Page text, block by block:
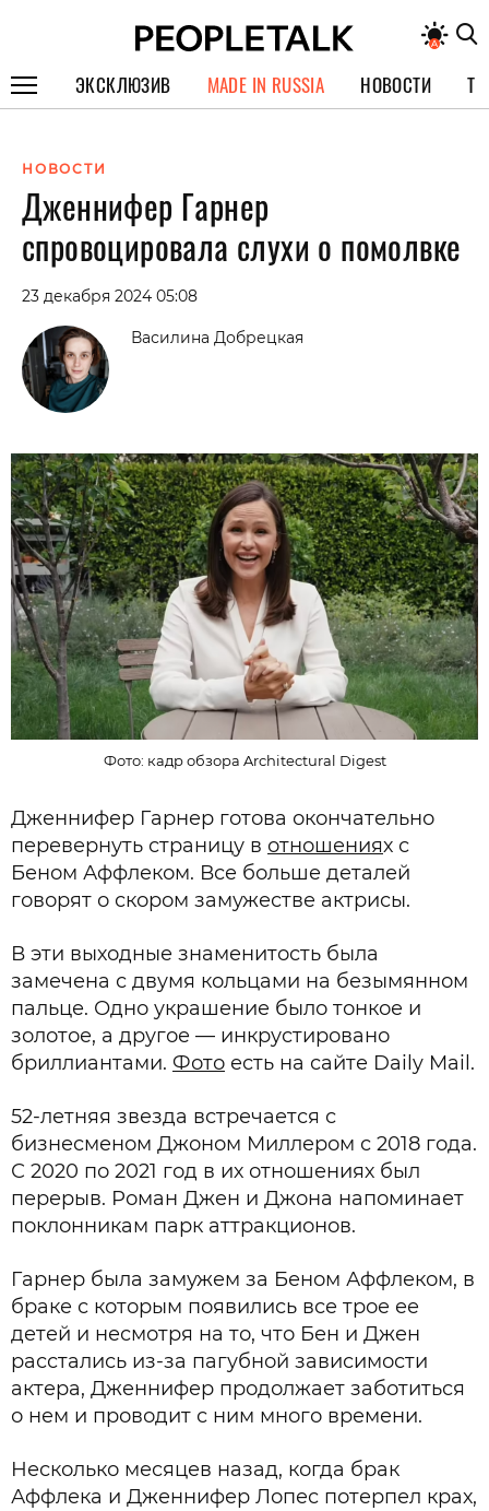
ЭКСКЛЮЗИВ
СПЕЦПРОЕКТЫ
ИНТЕРВЬЮ
ПОКОЛЕНИЕ
MADE IN RUSSIA НОВОСТИ
НОВОСТИ
Дженнифер Гарнер
спровоцировала слухи о помолвке
23 декабря 2024 05:08
Василина Добрецкая
Фото: кадр обзора Architectural Digest
Дженнифер Гарнер готова окончательно
перевернуть страницу в отношениях с
Беном Аффлеком. Все больше деталей
говорят о скором замужестве актрисы.
В эти выходные знаменитость была
замечена с двумя кольцами на безымянном
пальце. Одно украшение было тонкое и
золотое, а другое — инкрустировано
бриллиантами. Фото есть на сайте Daily Mail.
52-летняя звезда встречается с
бизнесменом Джоном Миллером с 2018 года.
С 2020 по 2021 год в их отношениях был
перерыв. Роман Джен и Джона напоминает
поклонникам парк аттракционов.
Гарнер была замужем за Беном Аффлеком, в
браке с которым появились все трое ее
детей и несмотря на то, что Бен и Джен
расстались из-за пагубной зависимости
актера, Дженнифер продолжает заботиться
о нем и проводит с ним много времени.
Несколько месяцев назад, когда брак
Аффлека и Дженнифер Лопес потерпел крах,